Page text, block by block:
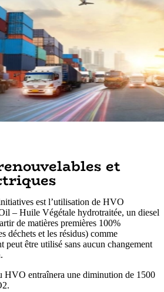
et
est l’utilisation de HVO
– Huile Végétale hydrotraitée, un diesel
de matières premières 100%
déchets et les résidus) comme
peut être utilisé sans aucun changement
HVO entraînera une diminution de 1500